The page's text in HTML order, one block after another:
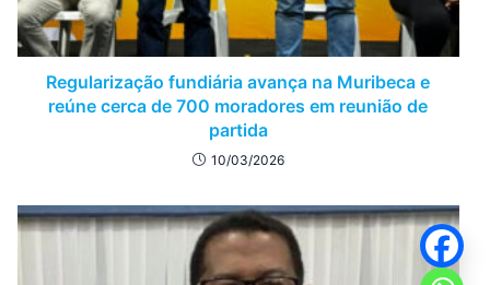
Regularização fundiária avança na Muribeca e
reúne cerca de 700 moradores em reunião de
partida
10/03/2026